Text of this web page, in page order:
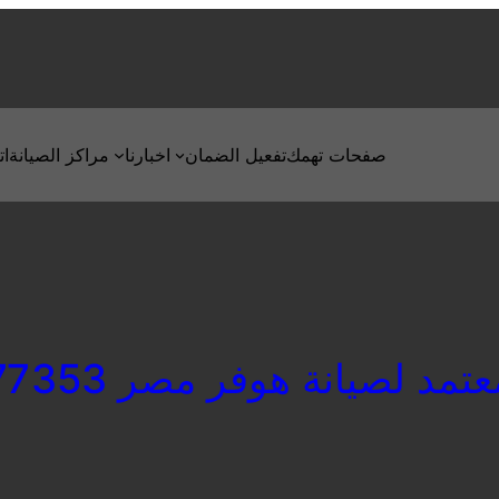
مراكز الصيانة اخبارنا تفعيل الضمانصفحات تهمك
لصيانة هوفر مصر 01283377353